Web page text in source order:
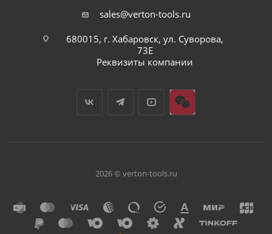
sales@verton-tools.ru
680015, г. Хабаровск, ул. Суворова,
73Е
Реквизиты компании
2026 © verton-tools.ru